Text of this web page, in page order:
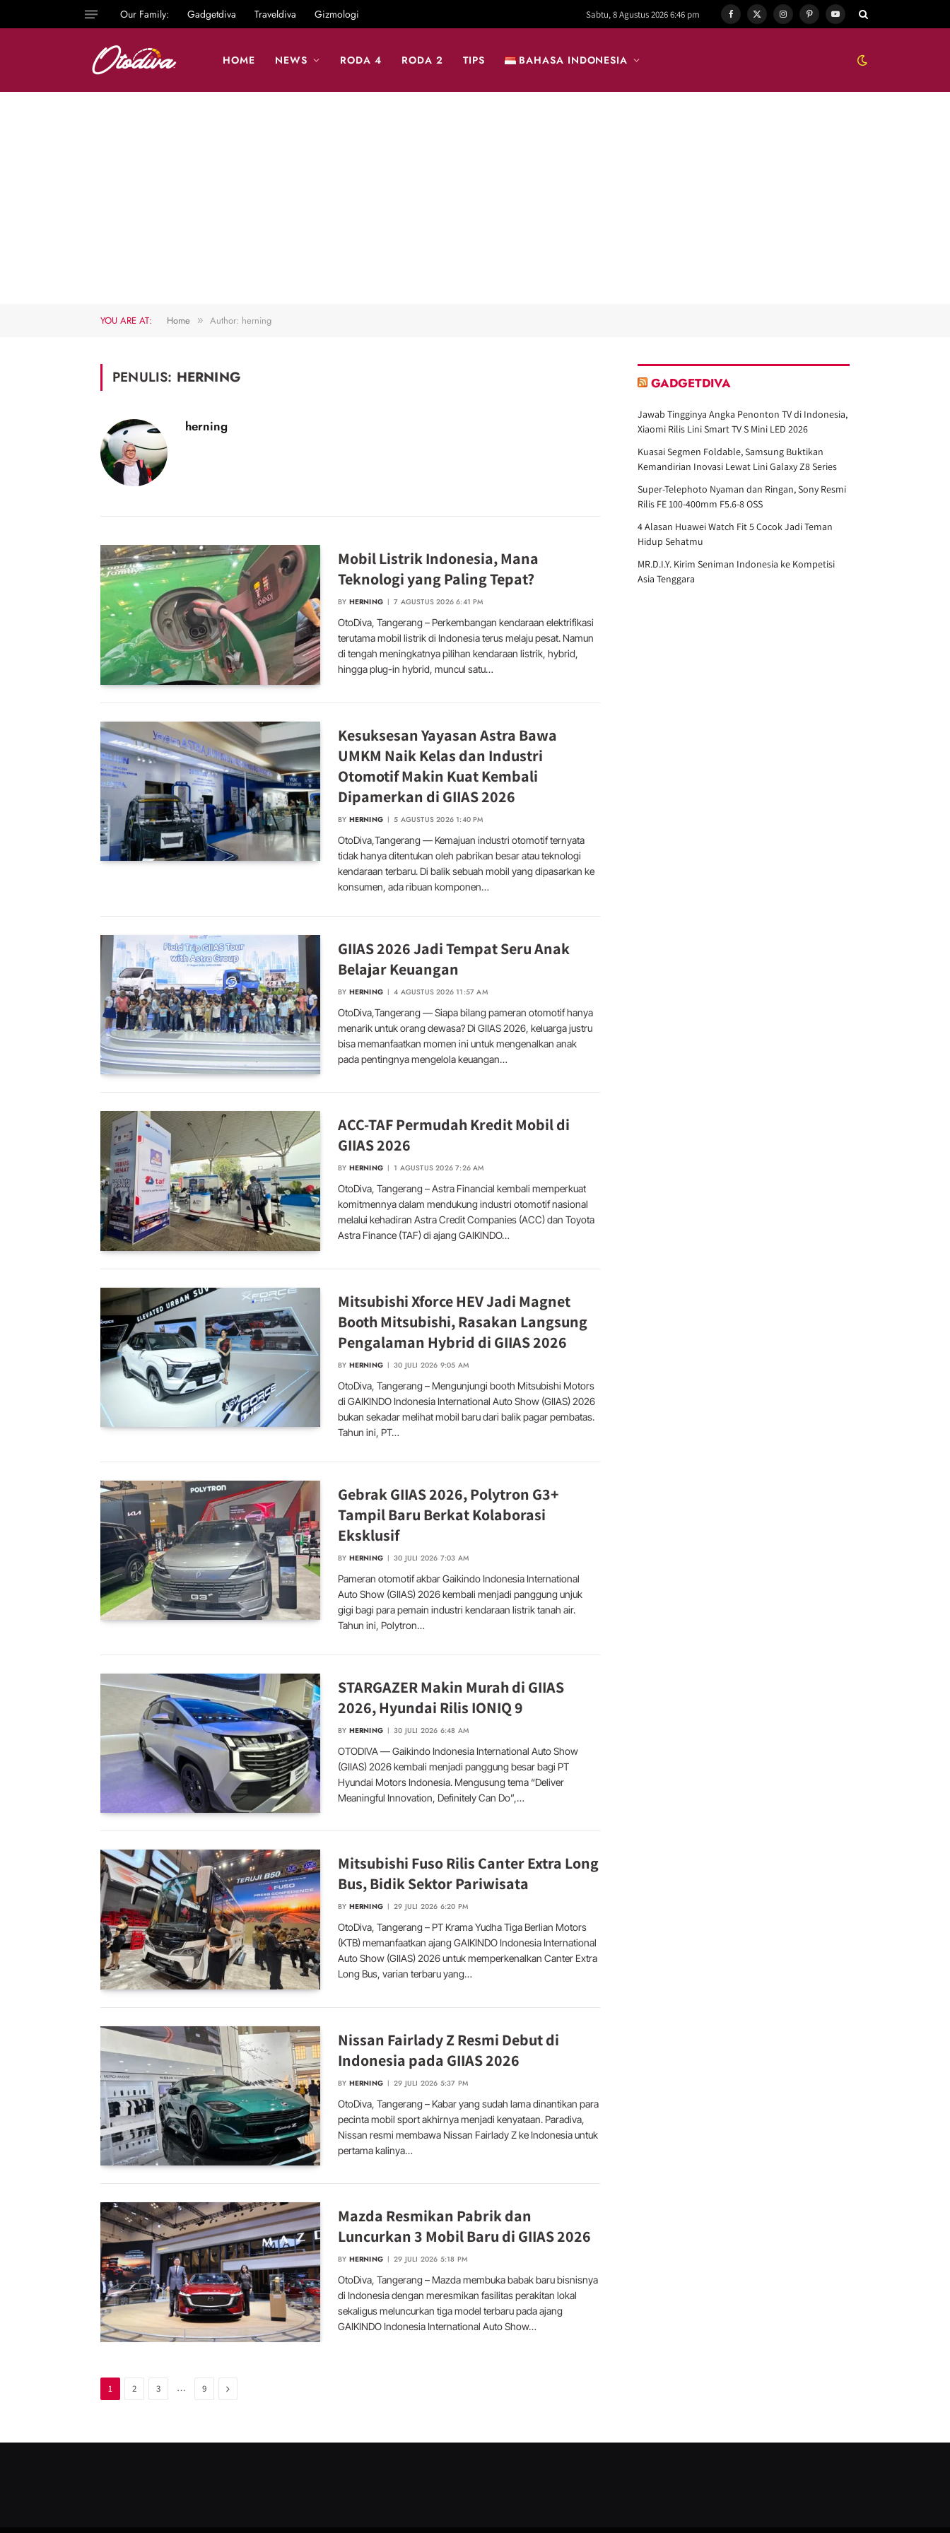
Our Family: Gadgetdiva Traveldiva Gizmologi Sabtu, 8 Agustus 2026 6:46 pm Facebook
X
InstagramPinterestYouTube
HOME NEWS RODA 4 RODA 2 TIPS BAHASA INDONESIA
YOU ARE AT: Home » Author: herning
PENULIS: HERNING
herning
Mobil Listrik Indonesia, Mana
Teknologi yang Paling Tepat?
BY HERNING 7 AGUSTUS 2026 6:41 PM
OtoDiva, Tangerang – Perkembangan kendaraan elektrifikasi
terutama mobil listrik di Indonesia terus melaju pesat. Namun
di tengah meningkatnya pilihan kendaraan listrik, hybrid,
hingga plug-in hybrid, muncul satu…
Kesuksesan Yayasan Astra Bawa
UMKM Naik Kelas dan Industri
Otomotif Makin Kuat Kembali
Dipamerkan di GIIAS 2026
BY HERNING 5 AGUSTUS 2026 1:40 PM
OtoDiva,Tangerang — Kemajuan industri otomotif ternyata
tidak hanya ditentukan oleh pabrikan besar atau teknologi
kendaraan terbaru. Di balik sebuah mobil yang dipasarkan ke
konsumen, ada ribuan komponen…
GIIAS 2026 Jadi Tempat Seru Anak
Belajar Keuangan
BY HERNING 4 AGUSTUS 2026 11:57 AM
OtoDiva,Tangerang — Siapa bilang pameran otomotif hanya
menarik untuk orang dewasa? Di GIIAS 2026, keluarga justru
bisa memanfaatkan momen ini untuk mengenalkan anak
pada pentingnya mengelola keuangan…
ACC-TAF Permudah Kredit Mobil di
GIIAS 2026
BY HERNING 1 AGUSTUS 2026 7:26 AM
OtoDiva, Tangerang – Astra Financial kembali memperkuat
komitmennya dalam mendukung industri otomotif nasional
melalui kehadiran Astra Credit Companies (ACC) dan Toyota
Astra Finance (TAF) di ajang GAIKINDO…
Mitsubishi Xforce HEV Jadi Magnet
Booth Mitsubishi, Rasakan Langsung
Pengalaman Hybrid di GIIAS 2026
BY HERNING 30 JULI 2026 9:05 AM
OtoDiva, Tangerang – Mengunjungi booth Mitsubishi Motors
di GAIKINDO Indonesia International Auto Show (GIIAS) 2026
bukan sekadar melihat mobil baru dari balik pagar pembatas.
Tahun ini, PT…
Gebrak GIIAS 2026, Polytron G3+
Tampil Baru Berkat Kolaborasi
Eksklusif
BY HERNING 30 JULI 2026 7:03 AM
Pameran otomotif akbar Gaikindo Indonesia International
Auto Show (GIIAS) 2026 kembali menjadi panggung unjuk
gigi bagi para pemain industri kendaraan listrik tanah air.
Tahun ini, Polytron…
STARGAZER Makin Murah di GIIAS
2026, Hyundai Rilis IONIQ 9
BY HERNING 30 JULI 2026 6:48 AM
OTODIVA — Gaikindo Indonesia International Auto Show
(GIIAS) 2026 kembali menjadi panggung besar bagi PT
Hyundai Motors Indonesia. Mengusung tema “Deliver
Meaningful Innovation, Definitely Can Do”,…
Mitsubishi Fuso Rilis Canter Extra Long
Bus, Bidik Sektor Pariwisata
BY HERNING 29 JULI 2026 6:20 PM
OtoDiva, Tangerang – PT Krama Yudha Tiga Berlian Motors
(KTB) memanfaatkan ajang GAIKINDO Indonesia International
Auto Show (GIIAS) 2026 untuk memperkenalkan Canter Extra
Long Bus, varian terbaru yang…
Nissan Fairlady Z Resmi Debut di
Indonesia pada GIIAS 2026
BY HERNING 29 JULI 2026 5:37 PM
OtoDiva, Tangerang – Kabar yang sudah lama dinantikan para
pecinta mobil sport akhirnya menjadi kenyataan. Paradiva,
Nissan resmi membawa Nissan Fairlady Z ke Indonesia untuk
pertama kalinya…
Mazda Resmikan Pabrik dan
Luncurkan 3 Mobil Baru di GIIAS 2026
BY HERNING 29 JULI 2026 5:18 PM
OtoDiva, Tangerang – Mazda membuka babak baru bisnisnya
di Indonesia dengan meresmikan fasilitas perakitan lokal
sekaligus meluncurkan tiga model terbaru pada ajang
GAIKINDO Indonesia International Auto Show…
1 2 3 … 9 Next
GADGETDIVA
Jawab Tingginya Angka Penonton TV di Indonesia,
Xiaomi Rilis Lini Smart TV S Mini LED 2026
Kuasai Segmen Foldable, Samsung Buktikan
Kemandirian Inovasi Lewat Lini Galaxy Z8 Series
Super-Telephoto Nyaman dan Ringan, Sony Resmi
Rilis FE 100-400mm F5.6-8 OSS
4 Alasan Huawei Watch Fit 5 Cocok Jadi Teman
Hidup Sehatmu
MR.D.I.Y. Kirim Seniman Indonesia ke Kompetisi
Asia Tenggara